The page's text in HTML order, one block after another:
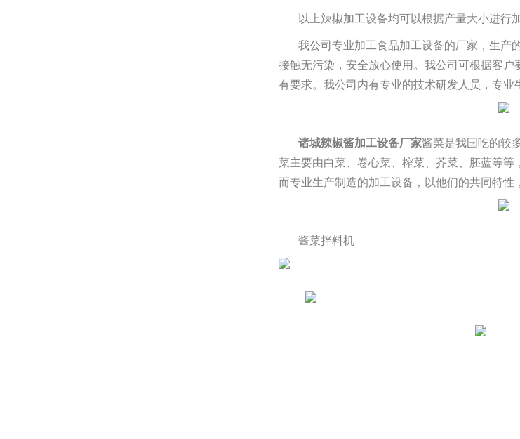
以上辣椒加工设备均可以根据产量大小进行
我公司专业加工食品加工设备的厂家，生产
接触无污染，安全放心使用。我公司可根据客
有要求。我公司内有专业的技术研发人员，专业
诸城辣椒酱加工设备厂家酱菜是我国吃的较
菜主要由白菜、卷心菜、榨菜、芥菜、胚蓝等
而专业生产制造的加工设备，以他们的共同特性
酱菜拌料机